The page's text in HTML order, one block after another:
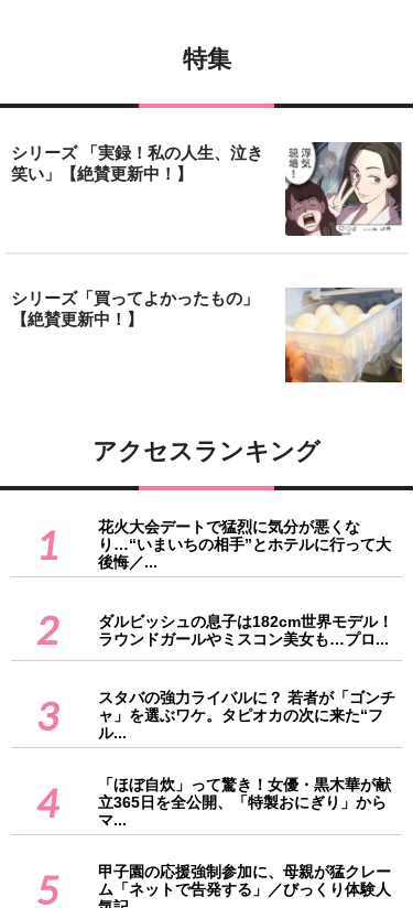
特集
シリーズ 「実録！私の人生、泣き
笑い」【絶賛更新中！】
シリーズ「買ってよかったもの」
【絶賛更新中！】
アクセスランキング
1
花火大会デートで猛烈に気分が悪くな
り…“いまいちの相手”とホテルに行って大
後悔／...
2
ダルビッシュの息子は182cm世界モデル！
ラウンドガールやミスコン美女も…プロ...
3
スタバの強力ライバルに？ 若者が「ゴンチ
ャ」を選ぶワケ。タピオカの次に来た“フ
ル...
4
「ほぼ自炊」って驚き！女優・黒木華が献
立365日を全公開、「特製おにぎり」から
マ...
5
甲子園の応援強制参加に、母親が猛クレー
ム「ネットで告発する」／びっくり体験人